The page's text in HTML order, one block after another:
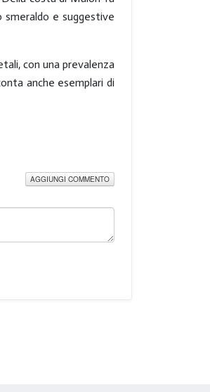
smeraldo e suggestive
con una prevalenza
anche esemplari di
AGGIUNGI COMMENTO